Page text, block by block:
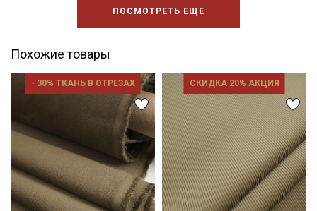
ПОСМОТРЕТЬ ЕЩЕ
Похожие товары
- 30% ТКАНЬ В ОТРЕЗАХ СКИДКА 20% АКЦИЯ